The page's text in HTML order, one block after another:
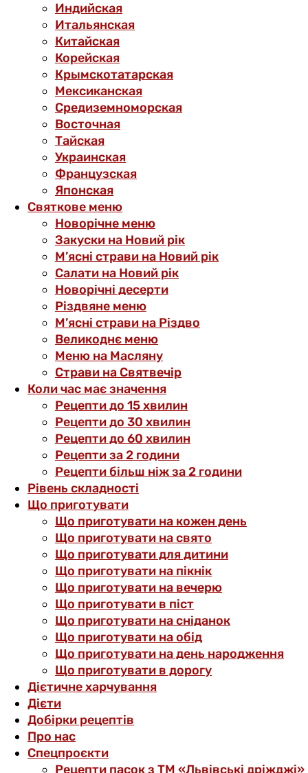
Индийская
Итальянская
Китайская
Корейская
Крымскотатарская
Мексиканская
Средиземноморская
Восточная
Тайская
Украинская
Французская
Японская
Святкове меню
Новорічне меню
Закуски на Новий рік
М’ясні страви на Новий рік
Салати на Новий рік
Новорічні десерти
Різдвяне меню
М’ясні страви на Різдво
Великоднє меню
Меню на Масляну
Страви на Святвечір
Коли час має значення
Рецепти до 15 хвилин
Рецепти до 30 хвилин
Рецепти до 60 хвилин
Рецепти за 2 години
Рецепти більш ніж за 2 години
Рівень складності
Що приготувати
Що приготувати на кожен день
Що приготувати на свято
Що приготувати для дитини
Що приготувати на пікнік
Що приготувати на вечерю
Що приготувати в піст
Що приготувати на сніданок
Що приготувати на обід
Що приготувати на день народження
Що приготувати в дорогу
Дієтичне харчування
Дієти
Добірки рецептів
Про нас
Спецпроєкти
Рецепти пасок з ТМ «Львівські дріжджі»